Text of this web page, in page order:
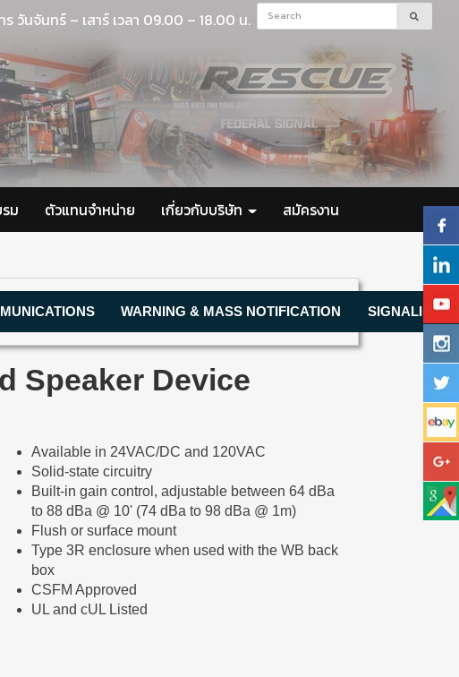
ม ตัวแทนจำหน่าย เกี่ยวกับบริษัท สมัครงาน
ร วันจันทร์ – เสาร์ เวลา 09.00 – 18.00 น.
WARNING & MASS NOTIFICATION SIGNALING
Speaker Device
Available in 24VAC/DC and 120VAC
Solid-state circuitry
Built-in gain control, adjustable between 64 dBa
to 88 dBa @ 10' (74 dBa to 98 dBa @ 1m)
Flush or surface mount
Type 3R enclosure when used with the WB back
box
CSFM Approved
UL and cUL Listed